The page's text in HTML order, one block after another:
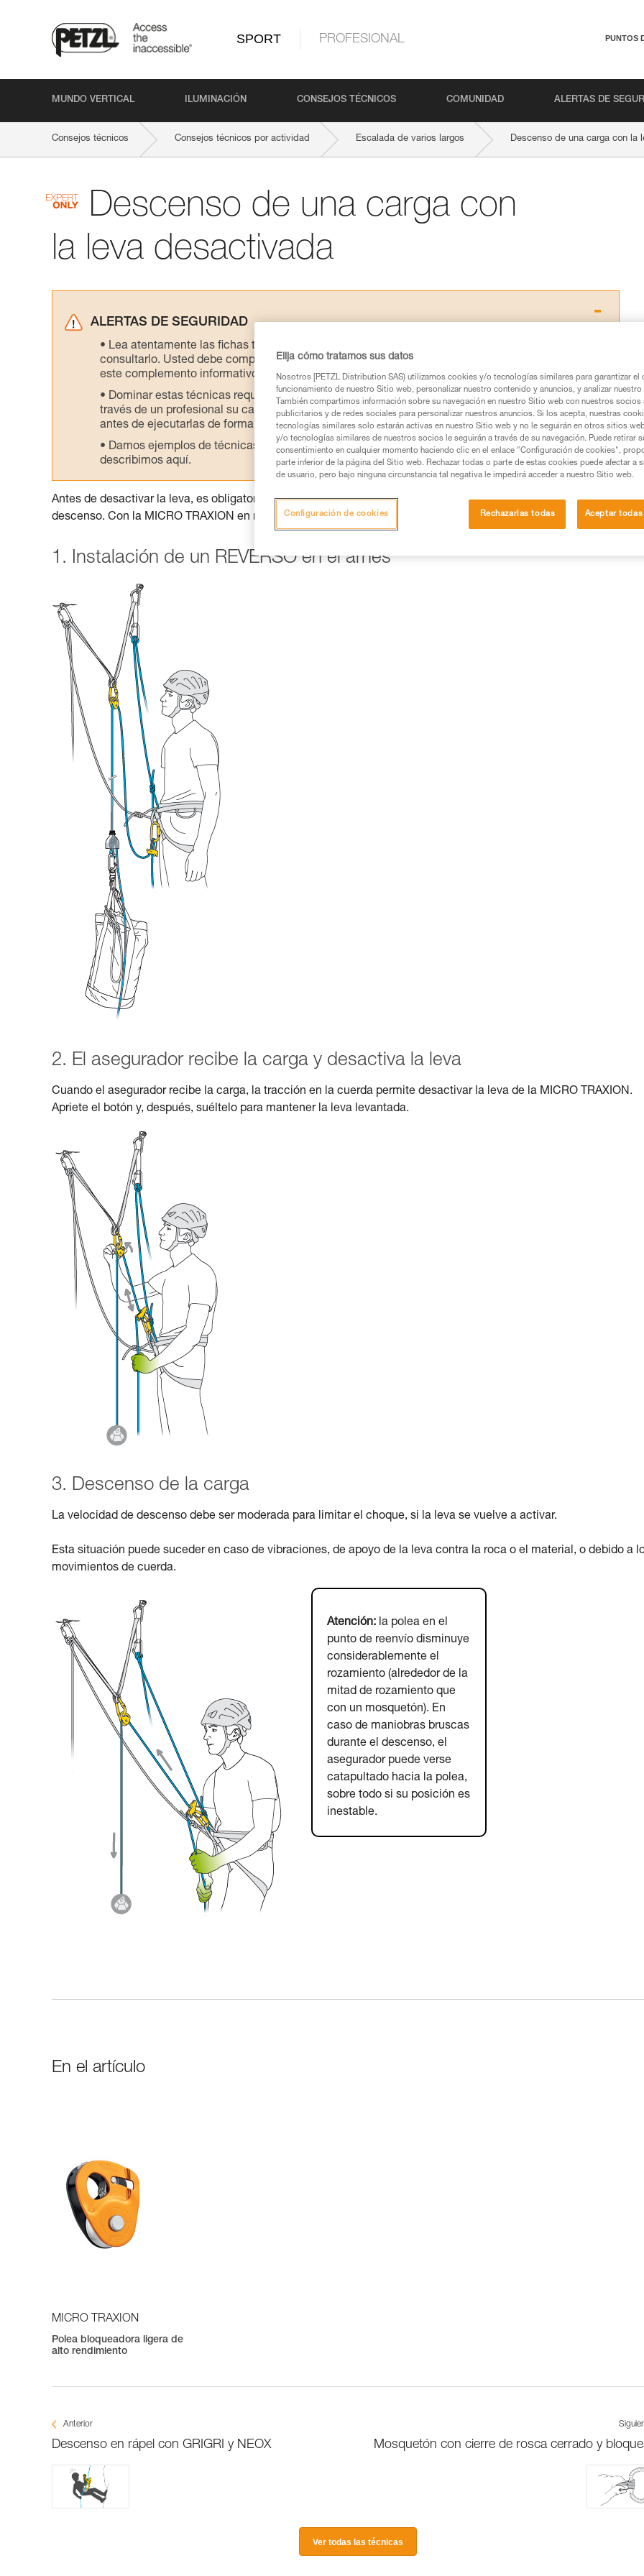
SPORT PROFESIONAL PUNTOS
MUNDO VERTICAL ILUMINACIÓN CONSEJOS TÉCNICOS COMUNIDAD ALERTAS DE
Consejos técnicos Consejos técnicos por actividad Escalada de varios largos Descenso de una carga con la
Descenso de una carga con
la leva desactivada
ALERTAS DE SEGURIDAD
Lea atentamente las fichas técnicas de los productos utilizados en este consejo antes de
consultarlo. Usted debe comprender la información de la ficha técnica para poder comprender
este complemento informativo.
Dominar estas técnicas requiere una formación y un entrenamiento específico. Confirme a
través de un profesional su capacidad para ejecutar estas técnicas, solo y con total seguridad,
antes de ejecutarlas de forma autónoma.
Damos ejemplos de técnicas relacionadas con su actividad. Pueden existir otras que no
describimos aquí.
Antes de desactivar la leva, es obligatorio instalar un sistema de frenado, que permitirá retener la carga y controlar
descenso. Con la MICRO TRAXION en modo «polea simple», un REVERSO en el arnés es una buena solución.
1. Instalación de un REVERSO en el arnés
2. El asegurador recibe la carga y desactiva la leva
Cuando el asegurador recibe la carga, la tracción en la cuerda permite desactivar la leva de la MICRO TRAXION.
Apriete el botón y, después, suéltelo para mantener la leva levantada.
3. Descenso de la carga
La velocidad de descenso debe ser moderada para limitar el choque, si la leva se vuelve a activar.
Esta situación puede suceder en caso de vibraciones, de apoyo de la leva contra la roca o el material, o debido a
movimientos de cuerda.
Atención: la polea en el
punto de reenvío disminuye
considerablemente el
rozamiento (alrededor de la
mitad de rozamiento que
con un mosquetón). En
caso de maniobras bruscas
durante el descenso, el
asegurador puede verse
catapultado hacia la polea,
sobre todo si su posición es
inestable.
En el artículo
MICRO TRAXION
Polea bloqueadora ligera de
alto rendimiento
Anterior
Descenso en rápel con GRIGRI y NEOX Mosquetón con cierre de rosca cerrado y
Ver todas las técnicas
Elija cómo tratamos sus datos
Nosotros [PETZL Distribution SAS) utilizamos cookies y/o tecnologías similares para garantizar el
funcionamiento de nuestro Sitio web, personalizar nuestro contenido y anuncios, y analizar
También compartimos información sobre su navegación en nuestro Sitio web con nuestros socios
publicitarios y de redes sociales para personalizar nuestros anuncios. Si los acepta, nuestras
tecnologías similares solo estarán activas en nuestro Sitio web y no le seguirán en otros sitios
y/o tecnologías similares de nuestros socios le seguirán a través de su navegación. Puede retirar
consentimiento en cualquier momento haciendo clic en el enlace "Configuración de cookies",
parte inferior de la página del Sitio web. Rechazar todas o parte de estas cookies puede afectar a
de usuario, pero bajo ninguna circunstancia tal negativa le impedirá acceder a nuestro Sitio web.
Rechazarlas todas Aceptar
Configuración de cookies